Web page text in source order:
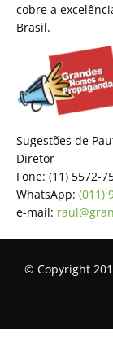
cobre a
Brasil.
Sugestões de
Diretor
Fone: (11) 5572-
WhatsApp: (011)
e-mail:
© Copyright